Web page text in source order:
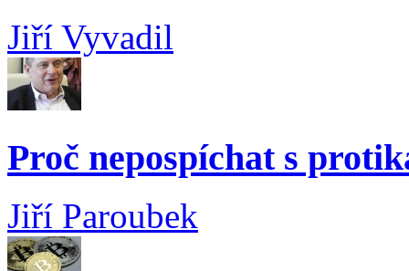
Jiří Vyvadil
Proč nepospíchat s
Jiří Paroubek